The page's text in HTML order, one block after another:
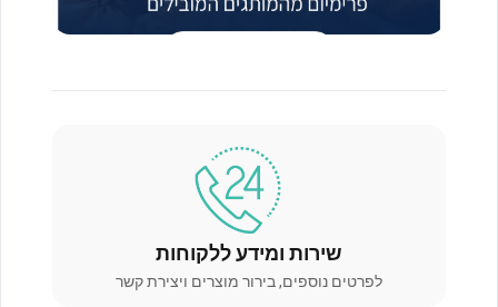
שירות ומידע ללקוחות
לפרטים נוספים, בירור מוצרים ויצירת קשר